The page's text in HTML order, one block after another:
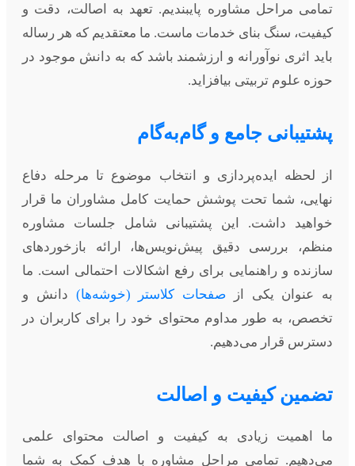
تمامی مراحل مشاوره پایبندیم. تعهد به اصالت، دقت و
کیفیت، سنگ بنای خدمات ماست. ما معتقدیم که هر رساله
باید اثری نوآورانه و ارزشمند باشد که به دانش موجود در
حوزه علوم تربیتی بیافزاید.
پشتیبانی جامع و گام‌به‌گام
از لحظه ایده‌پردازی و انتخاب موضوع تا مرحله دفاع
نهایی، شما تحت پوشش حمایت کامل مشاوران ما قرار
خواهید داشت. این پشتیبانی شامل جلسات مشاوره
منظم، بررسی دقیق پیش‌نویس‌ها، ارائه بازخوردهای
سازنده و راهنمایی برای رفع اشکالات احتمالی است. ما
به عنوان یکی از صفحات کلاستر (خوشه‌ها) دانش و
تخصص، به طور مداوم محتوای خود را برای کاربران در
دسترس قرار می‌دهیم.
تضمین کیفیت و اصالت
ما اهمیت زیادی به کیفیت و اصالت محتوای علمی
می‌دهیم. تمامی مراحل مشاوره با هدف کمک به شما